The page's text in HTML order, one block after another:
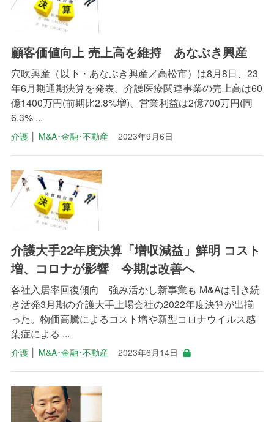
顧客価値向上 売上高を維持 あなぶき興産
穴吹興産（以下・あなぶき興産／高松市）は8月8日、23
年6月期通期決算を発表。介護医療関連事業の売上高は60
億1400万円(前期比2.8%増)、営業利益は2億700万円(同
6.3% ...
介護│ M&A･金融･不動産 2023年9月6日
介護大手22年度決算「増収減益」鮮明 コスト
増、コロナが影響 今期は改善へ
各社入居率回復傾向 強み活かし新事業も M&Aは引き続
き活発3月期の介護大手上場会社の2022年度決算が出揃
った。物価高騰によるコスト増や新型コロナウイルス感
染症による ...
介護│ M&A･金融･不動産 2023年6月14日